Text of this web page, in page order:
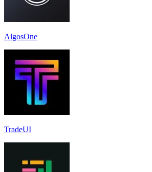
AlgosOne
TradeUI